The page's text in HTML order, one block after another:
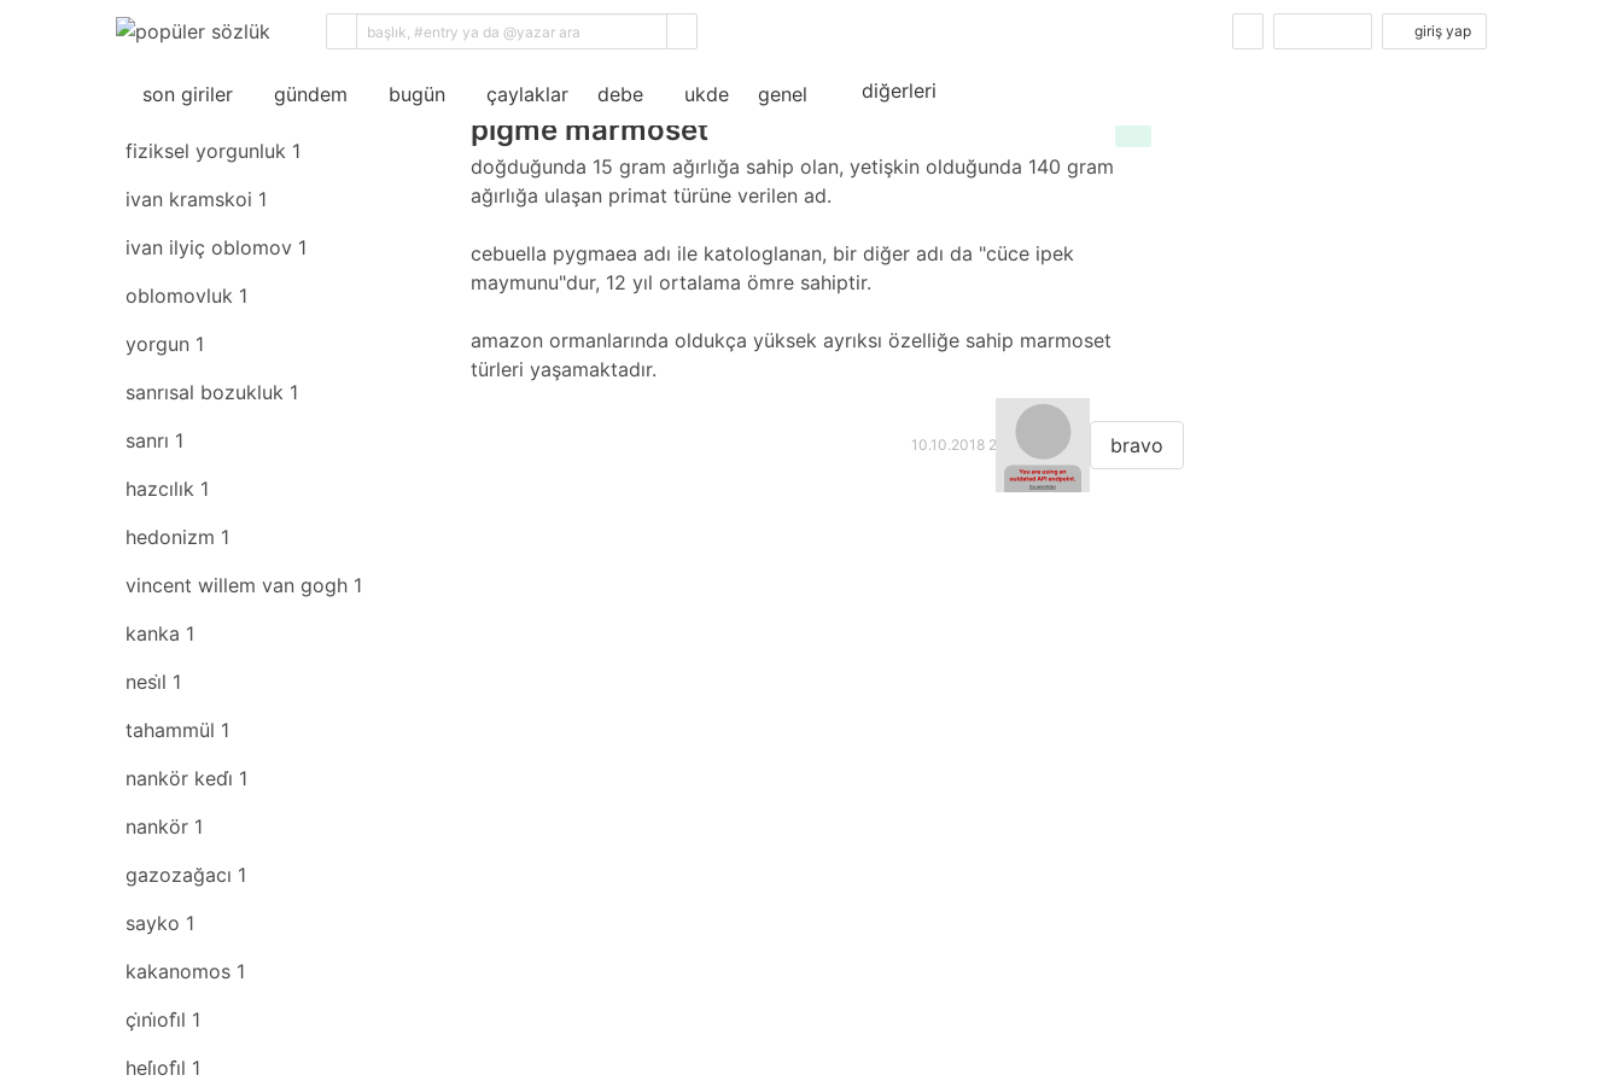
giriş yap
son giriler gündem bugün çaylaklar debe ukde genel diğerleri
son giriler rastgele
fiziksel yorgunluk 1
ivan kramskoi 1
ivan ilyiç oblomov 1
oblomovluk 1
yorgun 1
sanrısal bozukluk 1
sanrı 1
hazcılık 1
hedonizm 1
vincent willem van gogh 1
kanka 1
nesi̇l 1
tahammül 1
nankör kedi̇ 1
nankör 1
gazozağacı 1
sayko 1
kakanomos 1
çi̇ni̇ofi̇l 1
heli̇ofi̇l 1
sıralama
pigme marmoset
doğduğunda 15 gram ağırlığa sahip olan, yetişkin olduğunda 140 gram
ağırlığa ulaşan primat türüne verilen ad.
cebuella pygmaea adı ile katologlanan, bir diğer adı da "cüce ipek
maymunu"dur, 12 yıl ortalama ömre sahiptir.
amazon ormanlarında oldukça yüksek ayrıksı özelliğe sahip marmoset
türleri yaşamaktadır.
10.10.2018 20:23 bravo